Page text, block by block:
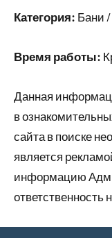
Категория: Бани
Время работы:
Данная
в
сайта в поиске
является
информацию
ответственность